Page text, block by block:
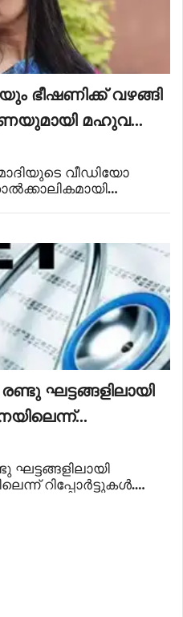
ഭീഷണിക്ക് വഴങ്ങി
മഹുവ
വീഡിയോ
മൊയ്ത്ര. 'ഹലോ
ഘട്ടങ്ങളിലായി
ഘട്ടങ്ങളിലായി
റിപ്പോർട്ടുകൾ.